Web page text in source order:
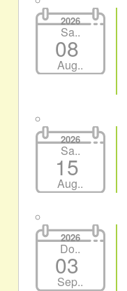
2026
Sa..
08
Aug..
2026
Sa..
15
Aug..
2026
Do..
03
Sep..